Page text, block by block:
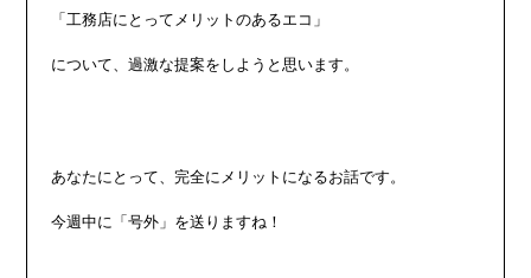
「工務店にとってメリットのあるエコ」
について、過激な提案をしようと思います。
あなたにとって、完全にメリットになるお話です。
今週中に「号外」を送りますね！